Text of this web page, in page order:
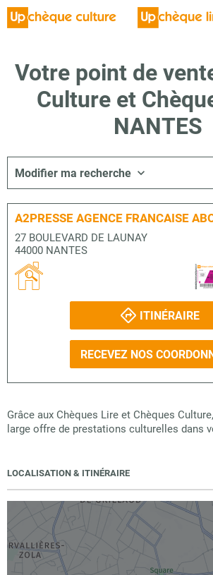
Votre point de
Culture et
NANTES
Modifier ma recherche
A2PRESSE AGENCE FRANCAISE
27 BOULEVARD DE LAUNAY
44000 NANTES
ITINÉRAIRE
RECEVEZ NOS
Grâce aux Chèques Lire et Chèques
large offre de prestations culturelles dans
LOCALISATION & ITINÉRAIRE